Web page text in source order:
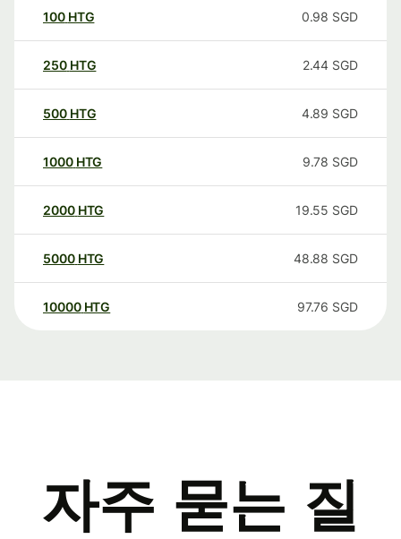
100 HTG 0.98 SGD
250 HTG 2.44 SGD
500 HTG 4.89 SGD
1000 HTG 9.78 SGD
2000 HTG 19.55 SGD
5000 HTG 48.88 SGD
10000 HTG 97.76 SGD
자주 묻는 질